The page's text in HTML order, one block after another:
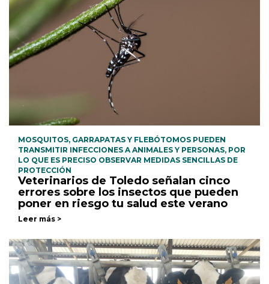
MOSQUITOS, GARRAPATAS Y FLEBÓTOMOS PUEDEN
TRANSMITIR INFECCIONES A ANIMALES Y PERSONAS, POR
LO QUE ES PRECISO OBSERVAR MEDIDAS SENCILLAS DE
PROTECCIÓN
Veterinarios de Toledo señalan cinco
errores sobre los insectos que pueden
poner en riesgo tu salud este verano
Leer más >